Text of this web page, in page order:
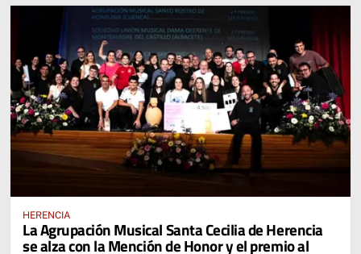
HERENCIA
La Agrupación Musical Santa Cecilia de Herencia
se alza con la Mención de Honor y el premio al